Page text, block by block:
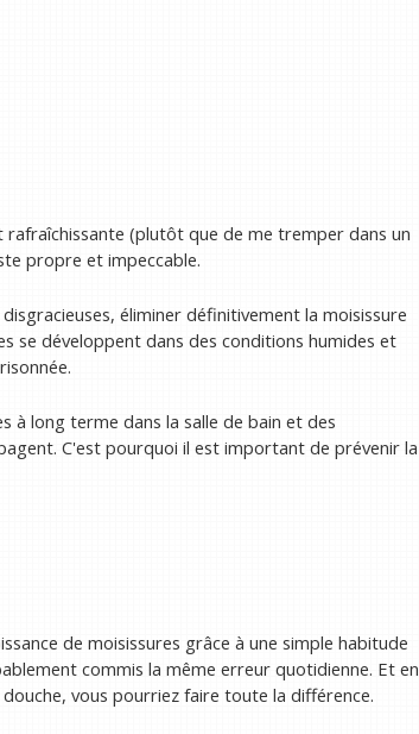
rafraîchissante (plutôt que de me tremper dans un
propre et impeccable.
éliminer définitivement la moisissure
se développent dans des conditions humides et
à long terme dans la salle de bain et des
C'est pourquoi il est important de prévenir la
de moisissures grâce à une simple habitude
commis la même erreur quotidienne. Et en
vous pourriez faire toute la différence.